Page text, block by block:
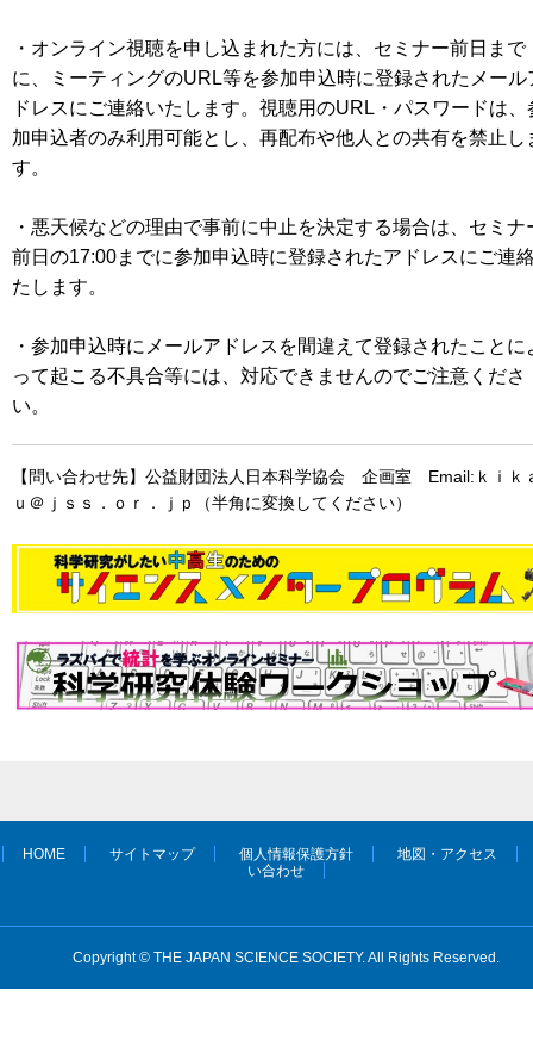
・オンライン視聴を申し込まれた方には、セミナー前日まで
に、ミーティングのURL等を参加申込時に登録されたメール
ドレスにご連絡いたします。視聴用のURL・パスワードは、
加申込者のみ利用可能とし、再配布や他人との共有を禁止し
す。
・悪天候などの理由で事前に中止を決定する場合は、セミナ
前日の17:00までに参加申込時に登録されたアドレスにご連
たします。
・参加申込時にメールアドレスを間違えて登録されたことに
って起こる不具合等には、対応できませんのでご注意くださ
い。
【問い合わせ先】公益財団法人日本科学協会 企画室 Email:ｋｉｋ
ｕ＠ｊｓｓ．ｏｒ．ｊｐ（半角に変換してください）
HOME サイトマップ 個人情報保護方針
地図・アクセス
い合わせ
Copyright © THE JAPAN SCIENCE SOCIETY. All Rights Reserved.